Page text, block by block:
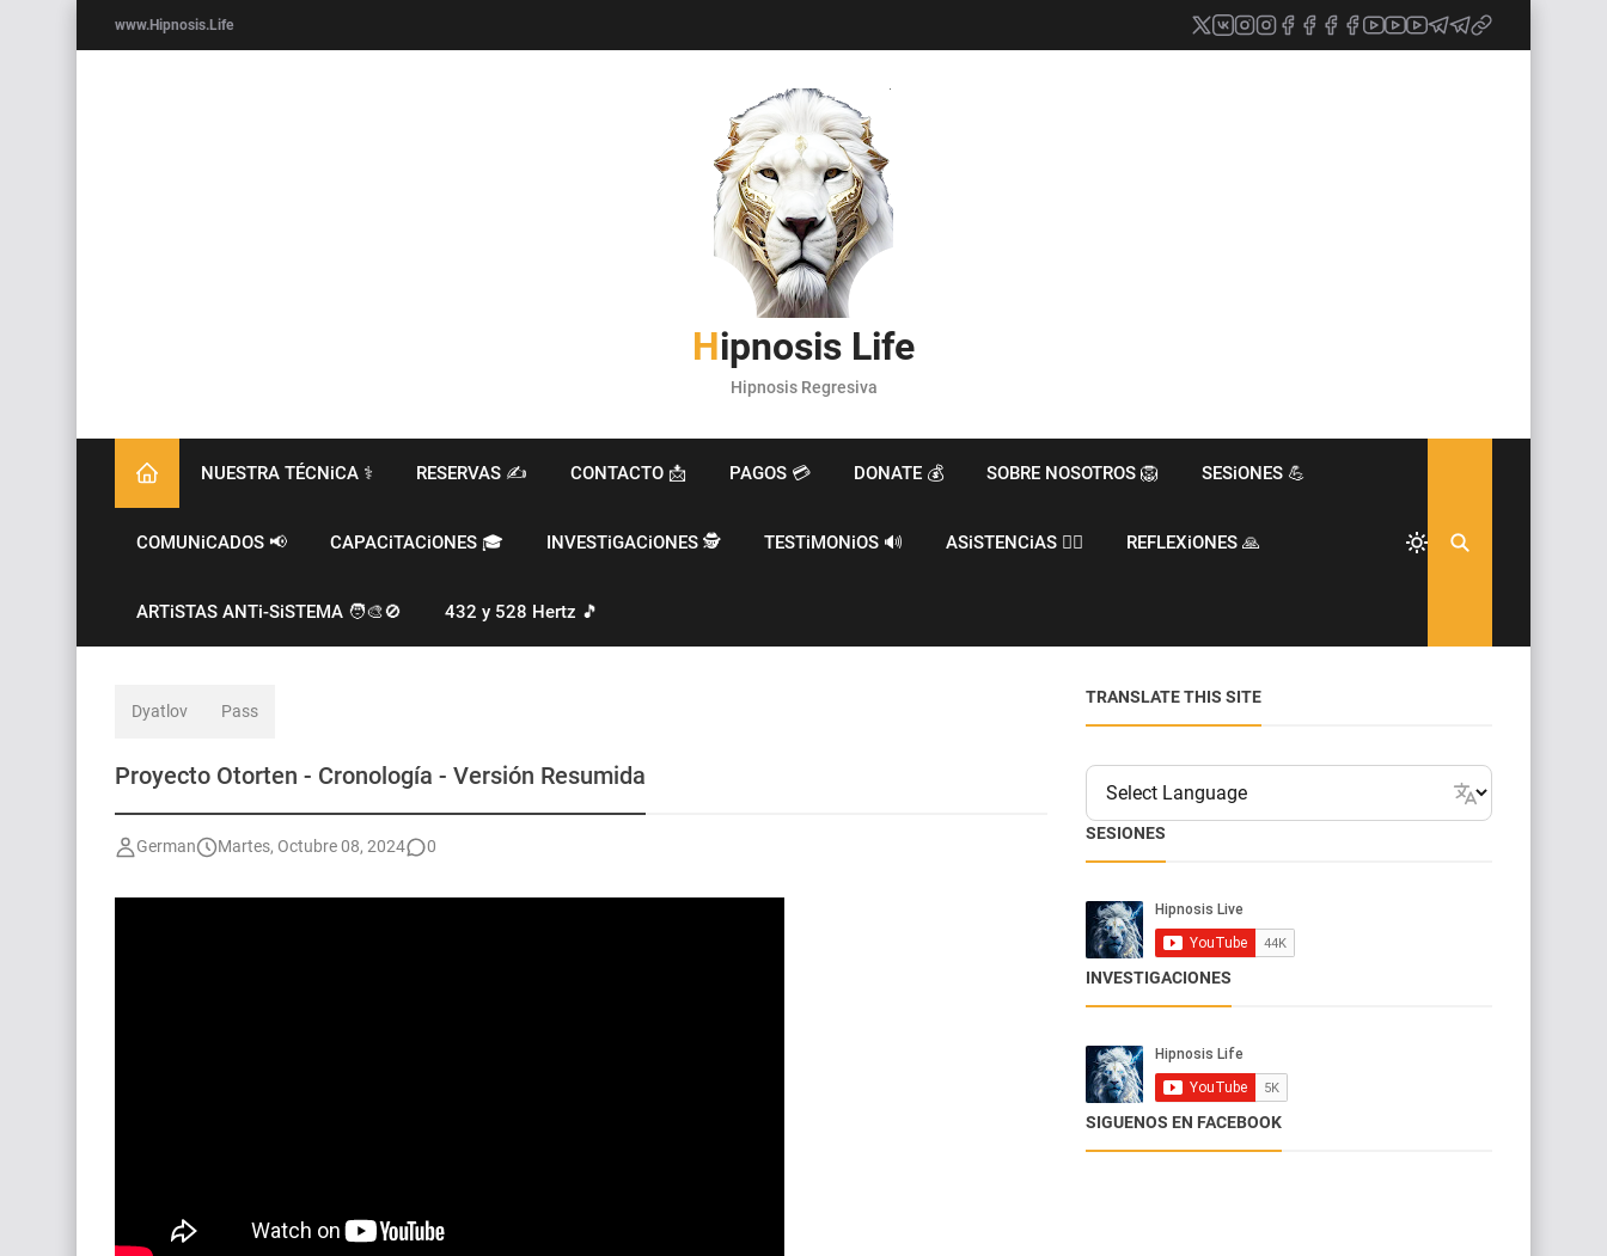
www.Hipnosis.Life
Hipnosis Life
Hipnosis Regresiva
NUESTRA TÉCNiCA ⚕️ RESERVAS ✍️ CONTACTO 📩 PAGOS 💳 DONATE 💰 SOBRE NOSOTROS 🦁 SESiONES 💪
COMUNiCADOS 📢 CAPACiTACiONES 🎓 INVESTiGACiONES 🕵️ TESTiMONiOS 🔊 ASiSTENCiAS 🧙‍♂️ REFLEXiONES 🙏
ARTiSTAS ANTi-SiSTEMA 🧑‍🎨🚫 432 y 528 Hertz 🎵
Dyatlov Pass
Proyecto Otorten - Cronología - Versión Resumida
German Martes, Octubre 08, 2024 0
TRANSLATE THIS SITE
SESIONES
INVESTIGACIONES
SIGUENOS EN FACEBOOK